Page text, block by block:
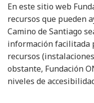
En este sitio web
recursos que pueden
Camino de Santiago
información facilitada
recursos
obstante, Fundación
niveles de